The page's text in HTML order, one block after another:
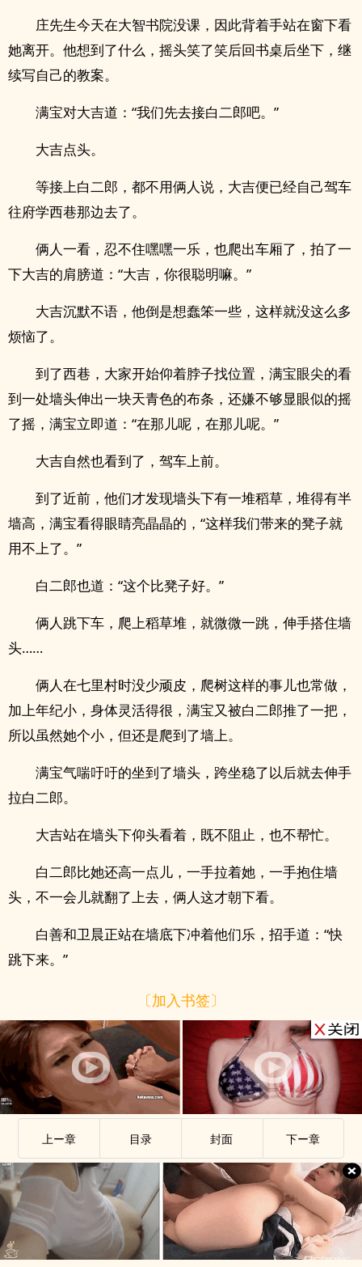
庄先生今天在大智书院没课，因此背着手站在窗下看
她离开。他想到了什么，摇头笑了笑后回书桌后坐下，继
续写自己的教案。
满宝对大吉道：“我们先去接白二郎吧。”
大吉点头。
等接上白二郎，都不用俩人说，大吉便已经自己驾车
往府学西巷那边去了。
俩人一看，忍不住嘿嘿一乐，也爬出车厢了，拍了一
下大吉的肩膀道：“大吉，你很聪明嘛。”
大吉沉默不语，他倒是想蠢笨一些，这样就没这么多
烦恼了。
到了西巷，大家开始仰着脖子找位置，满宝眼尖的看
到一处墙头伸出一块天青色的布条，还嫌不够显眼似的摇
了摇，满宝立即道：“在那儿呢，在那儿呢。”
大吉自然也看到了，驾车上前。
到了近前，他们才发现墙头下有一堆稻草，堆得有半
墙高，满宝看得眼睛亮晶晶的，“这样我们带来的凳子就
用不上了。”
白二郎也道：“这个比凳子好。”
俩人跳下车，爬上稻草堆，就微微一跳，伸手搭住墙
头……
俩人在七里村时没少顽皮，爬树这样的事儿也常做，
加上年纪小，身体灵活得很，满宝又被白二郎推了一把，
所以虽然她个小，但还是爬到了墙上。
满宝气喘吁吁的坐到了墙头，跨坐稳了以后就去伸手
拉白二郎。
大吉站在墙头下仰头看着，既不阻止，也不帮忙。
白二郎比她还高一点儿，一手拉着她，一手抱住墙
头，不一会儿就翻了上去，俩人这才朝下看。
白善和卫晨正站在墙底下冲着他们乐，招手道：“快
跳下来。”
〔加入书签〕
上ー章 目录 封面 下ー章